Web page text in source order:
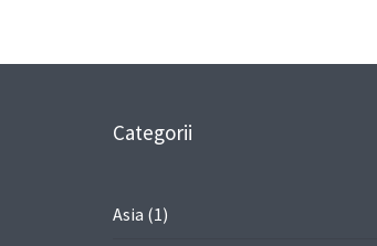
Categorii
Asia (1)